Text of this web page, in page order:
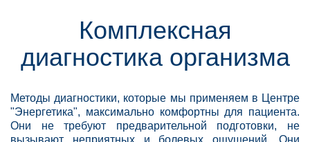
Комплексная
диагностика организма
Методы диагностики, которые мы применяем в Центре
"Энергетика", максимально комфортны для пациента.
Они не требуют предварительной подготовки, не
вызывают неприятных и болевых ощущений. Они